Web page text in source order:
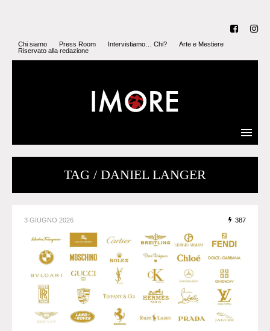
Chi siamo Press Room Intervistiamo… Chi?
Arte e Mestiere
Riservato alla redazione
TAG / DANIEL LANGER
3 GIUGNO 2026 387